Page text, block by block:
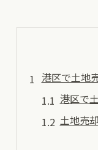
港区で土地
港区で
土地売
スムー